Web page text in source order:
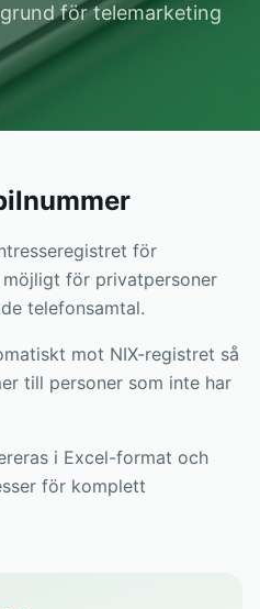
för telemarketing
för
för privatpersoner
telefonsamtal.
mot NIX-registret så
till personer som inte har
i Excel-format och
för komplett